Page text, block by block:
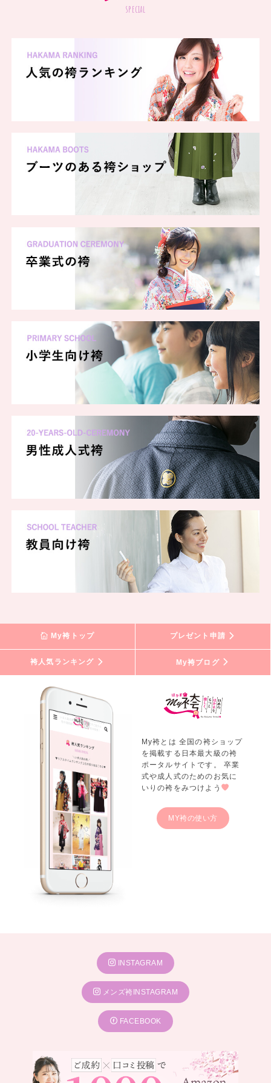
special
My袴トップ プレゼント申請
袴人気ランキング My袴ブログ
My袴とは 全国の袴ショップ
を掲載する日本最大級の袴
ポータルサイトです。 卒業
式や成人式のためのお気に
いりの袴をみつけよう
MY袴の使い方
INSTAGRAM
メンズ袴INSTAGRAM
FACEBOOK